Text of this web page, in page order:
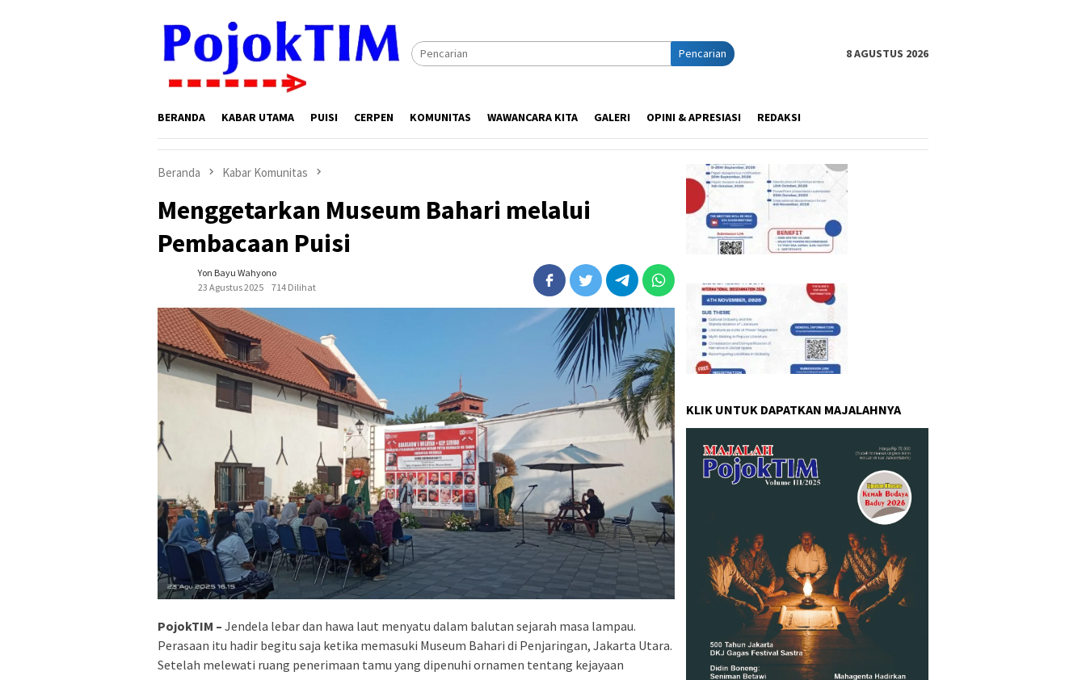
Pencarian
8 AGUSTUS 2026
BERANDA KABAR UTAMA PUISI CERPEN KOMUNITAS WAWANCARA KITA GALERI OPINI & APRESIASI REDAKSI
Beranda Kabar Komunitas
Menggetarkan Museum Bahari melalui
Pembacaan Puisi
Yon Bayu Wahyono
23 Agustus 2025
714 Dilihat
PojokTIM – Jendela lebar dan hawa laut menyatu dalam balutan sejarah masa lampau.
Perasaan itu hadir begitu saja ketika memasuki Museum Bahari di Penjaringan, Jakarta Utara.
Setelah melewati ruang penerimaan tamu yang dipenuhi ornamen tentang kejayaan
KLIK UNTUK DAPATKAN MAJALAHNYA